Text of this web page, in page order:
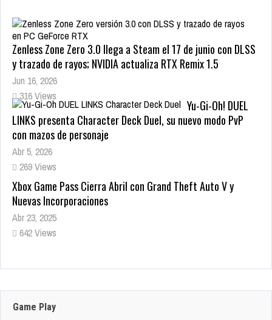
Zenless Zone Zero 3.0 llega a Steam el 17 de junio con DLSS
y trazado de rayos; NVIDIA actualiza RTX Remix 1.5
Jun 16, 2026
316 Views
Yu-Gi-Oh! DUEL
LINKS presenta Character Deck Duel, su nuevo modo PvP
con mazos de personaje
Abr 5, 2026
269 Views
Xbox Game Pass Cierra Abril con Grand Theft Auto V y
Nuevas Incorporaciones
Abr 23, 2025
642 Views
Warhammer Age of Sigmar: Deathmaster — Dotemu
plataformas de acción 2D para 2027
May 22, 2026
Game Play